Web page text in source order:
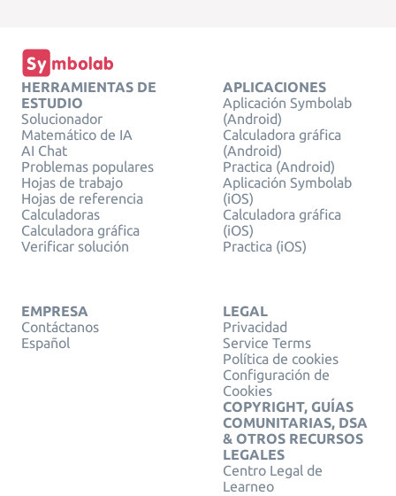
HERRAMIENTAS DE
ESTUDIO
Solucionador
Matemático de IA
AI Chat
Problemas populares
Hojas de trabajo
Hojas de referencia
Calculadoras
Calculadora gráfica
Verificar solución
APLICACIONES
Aplicación Symbolab
(Android)
Calculadora gráfica
(Android)
Practica (Android)
Aplicación Symbolab
(iOS)
Calculadora gráfica
(iOS)
Practica (iOS)
EMPRESA
Contáctanos
Español
LEGAL
Privacidad
Service Terms
Política de cookies
Configuración de
Cookies
COPYRIGHT, GUÍAS
COMUNITARIAS, DSA
& OTROS RECURSOS
LEGALES
Centro Legal de
Learneo